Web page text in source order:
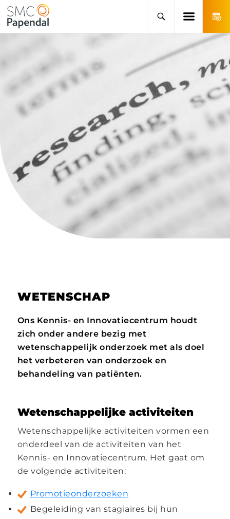
WETENSCHAP
Ons Kennis- en Innovatiecentrum houdt
zich onder andere bezig met
wetenschappelijk onderzoek met als doel
het verbeteren van onderzoek en
behandeling van patiënten.
Wetenschappelijke activiteiten
Wetenschappelijke activiteiten vormen een
onderdeel van de activiteiten van het
Kennis- en Innovatiecentrum. Het gaat om
de volgende activiteiten:
Promotieonderzoeken
Begeleiding van stagiaires bij hun